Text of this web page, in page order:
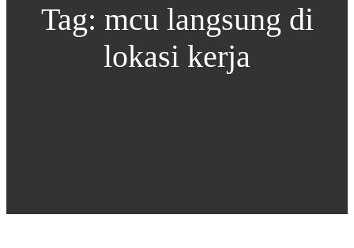
Tag: mcu langsung di
lokasi kerja